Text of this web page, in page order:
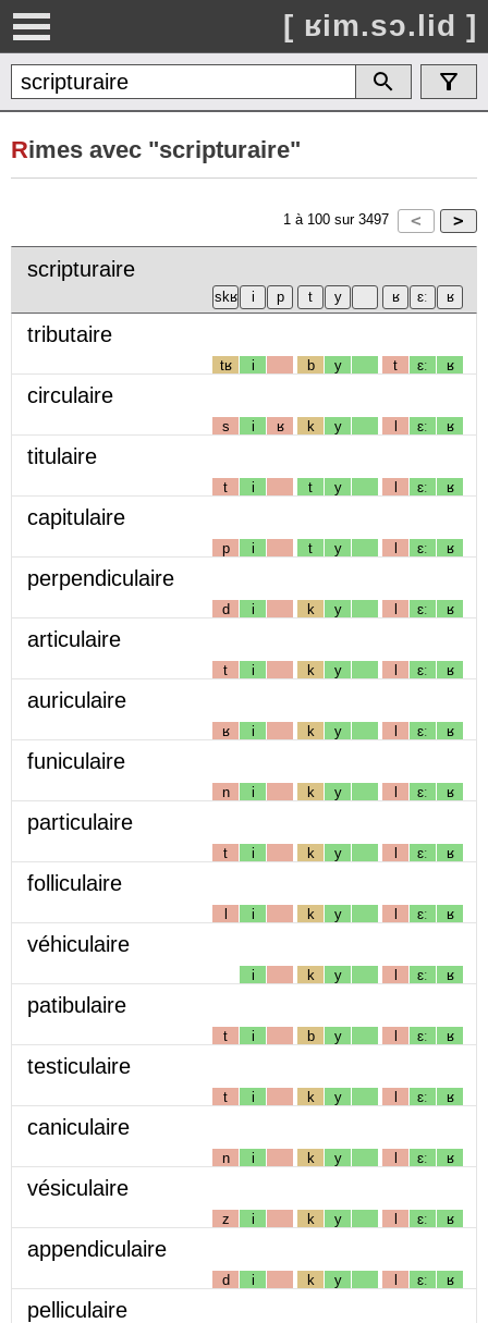
[ ʁim.sɔ.lid ]
Rimes avec "scripturaire"
1 à 100 sur 3497
scripturaire
tributaire
tʁ i b y t ɛː ʁ
circulaire
s i ʁ k y l ɛː ʁ
titulaire
t i t y l ɛː ʁ
capitulaire
p i t y l ɛː ʁ
perpendiculaire
d i k y l ɛː ʁ
articulaire
t i k y l ɛː ʁ
auriculaire
ʁ i k y l ɛː ʁ
funiculaire
n i k y l ɛː ʁ
particulaire
t i k y l ɛː ʁ
folliculaire
l i k y l ɛː ʁ
véhiculaire
i k y l ɛː ʁ
patibulaire
t i b y l ɛː ʁ
testiculaire
t i k y l ɛː ʁ
caniculaire
n i k y l ɛː ʁ
vésiculaire
z i k y l ɛː ʁ
appendiculaire
d i k y l ɛː ʁ
pelliculaire